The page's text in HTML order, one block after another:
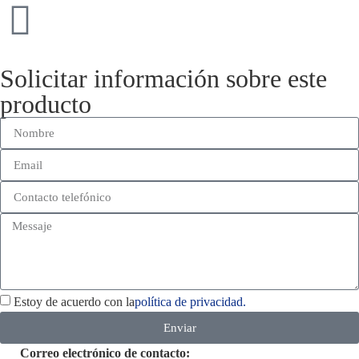
Solicitar información sobre este
producto
Estoy de acuerdo con lapolítica de privacidad.
Enviar
Correo electrónico de contacto: